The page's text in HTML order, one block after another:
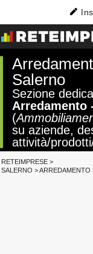
Salerno
Sezione
Arredamento
(
su aziende,
attività/
RETEIMPRESE >
SALERNO >ARREDAMENTO